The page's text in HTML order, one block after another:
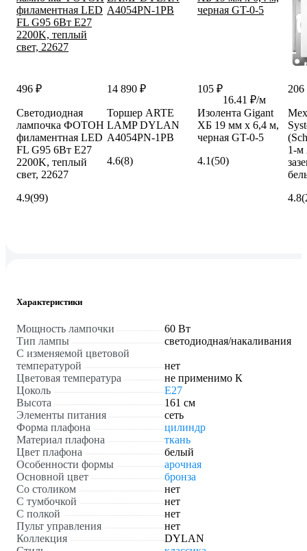
496 ₽
Светодиодная
лампочка ФОТОН
филаментная LED
FL G95 6Вт E27
2200K, теплый
свет, 22627
4.9(99)
14 890 ₽
Торшер ARTE
LAMP DYLAN
A4054PN-1PB
4.6(8)
105 ₽
16.41 ₽/м
Изолента Gigant
ХБ 19 мм х 6,4 м,
черная GT-0-5
4.1(50)
206
1-м
4.8
Характеристики
Мощность лампочки
60 Вт
Тип лампы
светодиодная/накаливания
С изменяемой цветовой
температурой
нет
Цветовая температура
не применимо К
Цоколь
E27
Высота
161 см
Элементы питания
сеть
Форма плафона
цилиндр
Материал плафона
ткань
Цвет плафона
белый
Особенности формы
арочная
Основной цвет
бронза
Со столиком
нет
С тумбочкой
нет
С полкой
нет
Пульт управления
нет
Коллекция
DYLAN